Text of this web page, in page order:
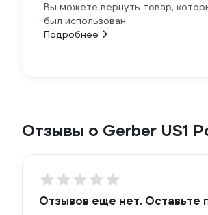
Вы можете вернуть товар,
был использован
Подробнее
Отзывы о Gerber US1
Отзывов еще нет. Оставьте